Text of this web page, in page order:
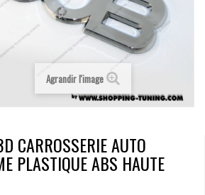
Agrandir l'image
CARROSSERIE AUTO
PLASTIQUE ABS HAUTE